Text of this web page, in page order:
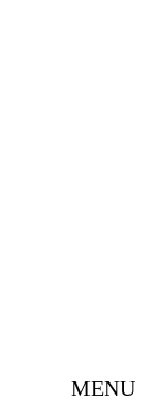
MENU